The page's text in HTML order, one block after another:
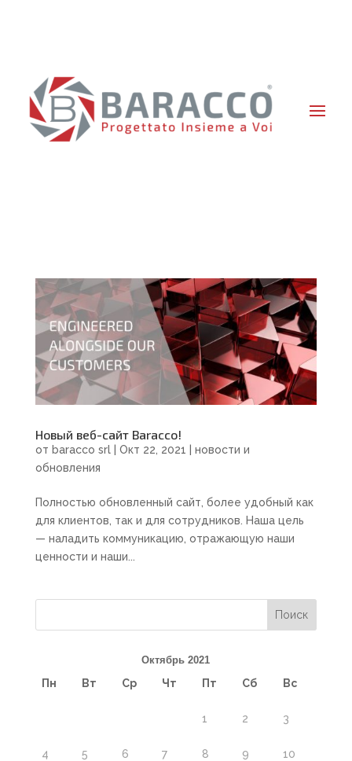
Новый веб-сайт Baracco!
от baracco srl| Окт 22, 2021
новости и
обновления
Полностью обновленный сайт, более удобный как
для клиентов, так и для сотрудников. Наша цель
— наладить коммуникацию, отражающую наши
ценности и наши...
Октябрь 2021
Пн Вт Ср Чт Пт Сб Вс
1 2 3
4 5 6 7 8 9 10